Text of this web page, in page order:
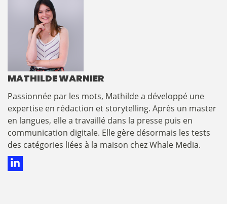
MATHILDE WARNIER
​​​​​​​​Passionnée par les mots, Mathilde a développé une
expertise en rédaction et storytelling. Après un master
en langues, elle a travaillé dans la presse puis en
communication digitale. Elle gère désormais les tests
des catégories liées à la maison chez Whale Media.